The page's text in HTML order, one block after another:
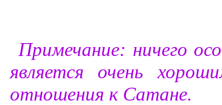
Примечание: ничего
является очень
отношения к Сатане.